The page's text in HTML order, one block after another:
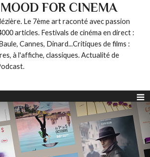
FOR CINEMA
Le 7ème art raconté avec passion
articles. Festivals de cinéma en direct :
Cannes, Dinard...Critiques de films :
à l'affiche, classiques. Actualité de